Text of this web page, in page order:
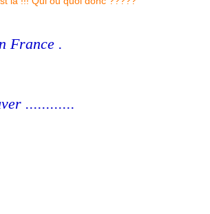
France .
............